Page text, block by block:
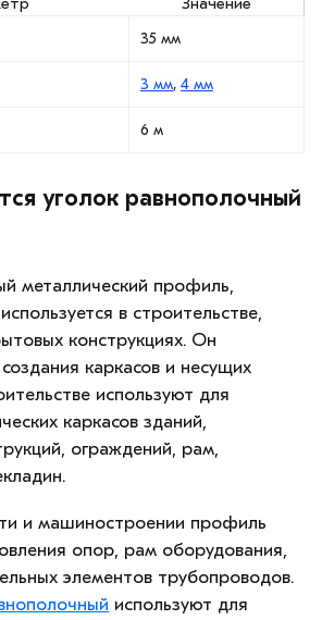
35 мм
3 мм, 4 мм
6 м
уголок равнополочный
металлический профиль,
в строительстве,
конструкциях. Он
каркасов и несущих
используют для
каркасов зданий,
ограждений, рам,
и машиностроении профиль
опор, рам оборудования,
элементов трубопроводов.
используют для